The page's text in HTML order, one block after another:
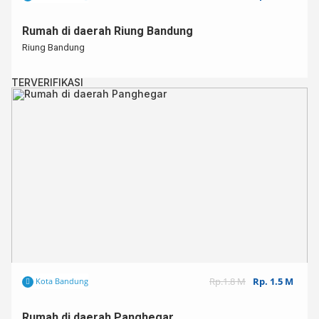
Rumah di daerah Riung Bandung⁣
Riung Bandung⁣
TERVERIFIKASI
Kota Bandung Rp.1.8 M Rp. 1.5 M